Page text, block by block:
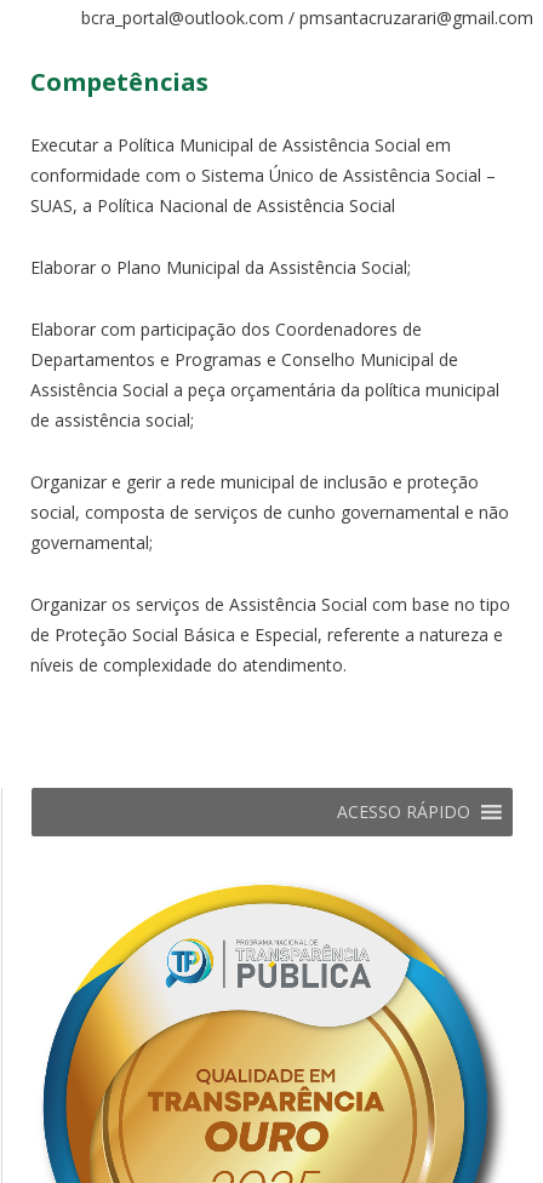
bcra_portal@outlook.com / pmsantacruzarari@gmail.com
Competências
Executar a Política Municipal de Assistência Social em
conformidade com o Sistema Único de Assistência Social –
SUAS, a Política Nacional de Assistência Social
Elaborar o Plano Municipal da Assistência Social;
Elaborar com participação dos Coordenadores de
Departamentos e Programas e Conselho Municipal de
Assistência Social a peça orçamentária da política municipal
de assistência social;
Organizar e gerir a rede municipal de inclusão e proteção
social, composta de serviços de cunho governamental e não
governamental;
Organizar os serviços de Assistência Social com base no tipo
de Proteção Social Básica e Especial, referente a natureza e
níveis de complexidade do atendimento.
ACESSO RÁPIDO